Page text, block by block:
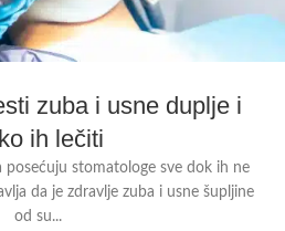
zuba i usne duplje i
ih lečiti
posećuju stomatologe sve dok ih ne
da je zdravlje zuba i usne šupljine
od su...